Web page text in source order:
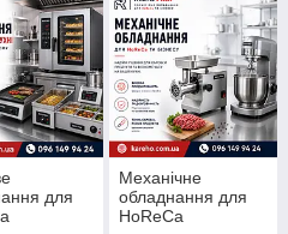
для
Механічне
обладнання для
HoReCa